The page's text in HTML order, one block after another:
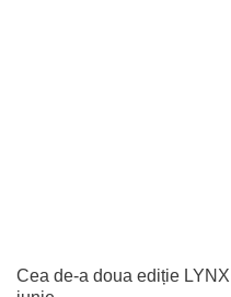
Cea de-a doua ediție